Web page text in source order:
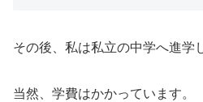
その後、私は私立の中学へ進学
当然、学費はかかっています。